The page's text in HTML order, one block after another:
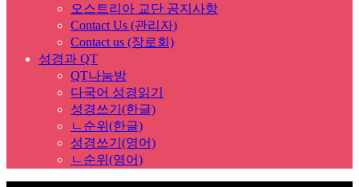
오스트리아 교단 공지사항
Contact Us (관리자)
Contact us (장로회)
성경과 QT
QT나눔방
다국어 성경읽기
성경쓰기(한글)
ㄴ순위(한글)
성경쓰기(영어)
ㄴ순위(영어)